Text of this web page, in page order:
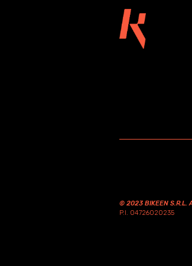
© 2023 BIKEEN S.R.L.
P.I. 04726020235